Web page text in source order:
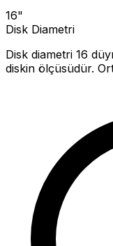
16"
Disk Diametri
Disk diametri 16
diskin ölçüsüdür.